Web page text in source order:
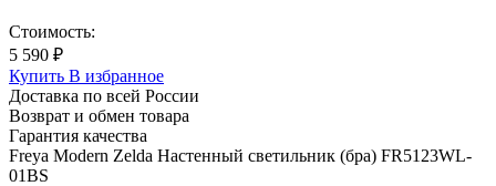
Стоимость:
5 590 ₽
Купить В избранное
Доставка по всей России
Возврат и обмен товара
Гарантия качества
Freya Modern Zelda Настенный светильник (бра) FR5123WL-
01BS